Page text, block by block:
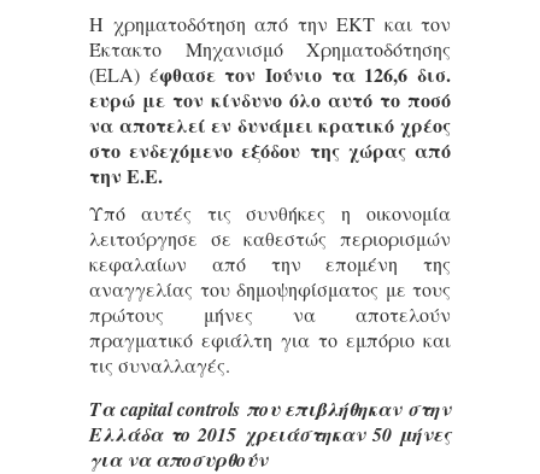
Η χρηματοδότηση από την ΕΚΤ και τον
Έκτακτο Μηχανισμό Χρηματοδότησης
(ELA) έφθασε τον Ιούνιο τα 126,6 δισ.
ευρώ με τον κίνδυνο όλο αυτό το ποσό
να αποτελεί εν δυνάμει κρατικό χρέος
στο ενδεχόμενο εξόδου της χώρας από
την Ε.Ε.
Υπό αυτές τις συνθήκες η οικονομία
λειτούργησε σε καθεστώς περιορισμών
κεφαλαίων από την επομένη της
αναγγελίας του δημοψηφίσματος με τους
πρώτους μήνες να αποτελούν
πραγματικό εφιάλτη για το εμπόριο και
τις συναλλαγές.
Τα capital controls που επιβλήθηκαν στην
Ελλάδα το 2015 χρειάστηκαν 50 μήνες
για να αποσυρθούν